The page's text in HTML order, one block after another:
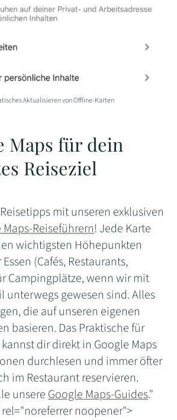
Aktualisieren von Offline-Karten
Maps für dein
Reiseziel
mit unseren exklusiven
Reiseführern! Jede Karte
wichtigsten Höhepunkten
(Cafés, Restaurants,
Campingplätze, wenn wir mit
unterwegs gewesen sind. Alles
die auf unseren eigenen
basieren. Das Praktische für
dir direkt in Google Maps
durchlesen und immer öfter
im Restaurant reservieren.
unsereGoogle Maps-Guides."
noopener">